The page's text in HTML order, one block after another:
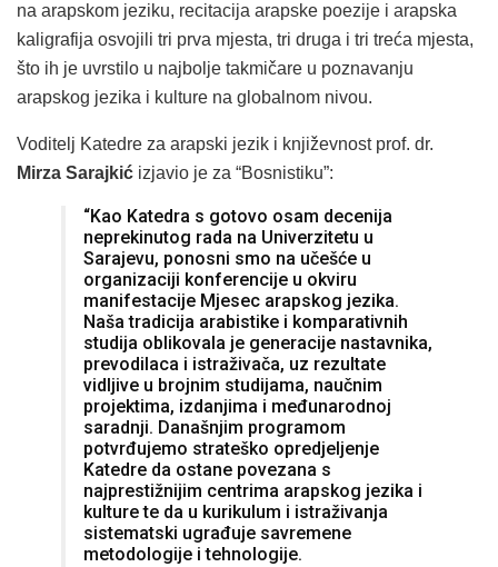
na arapskom jeziku, recitacija arapske poezije i arapska
kaligrafija osvojili tri prva mjesta, tri druga i tri treća mjesta,
što ih je uvrstilo u najbolje takmičare u poznavanju
arapskog jezika i kulture na globalnom nivou.
Voditelj Katedre za arapski jezik i književnost prof. dr.
Mirza Sarajkić izjavio je za “Bosnistiku”:
“Kao Katedra s gotovo osam decenija
neprekinutog rada na Univerzitetu u
Sarajevu, ponosni smo na učešće u
organizaciji konferencije u okviru
manifestacije Mjesec arapskog jezika.
Naša tradicija arabistike i komparativnih
studija oblikovala je generacije nastavnika,
prevodilaca i istraživača, uz rezultate
vidljive u brojnim studijama, naučnim
projektima, izdanjima i međunarodnoj
saradnji. Današnjim programom
potvrđujemo strateško opredjeljenje
Katedre da ostane povezana s
najprestižnijim centrima arapskog jezika i
kulture te da u kurikulum i istraživanja
sistematski ugrađuje savremene
metodologije i tehnologije.